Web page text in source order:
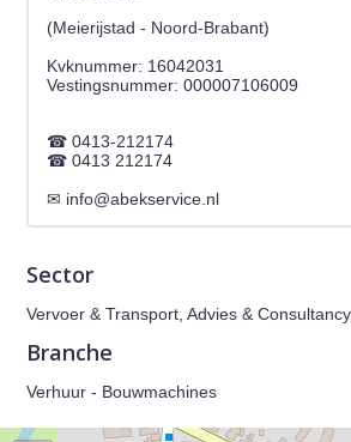
(Meierijstad - Noord-Brabant)
Kvknummer: 16042031
0413-212174
0413 212174
info@abekservice.nl
Sector
Vervoer & Transport, Advies &
Branche
Verhuur - Bouwmachines